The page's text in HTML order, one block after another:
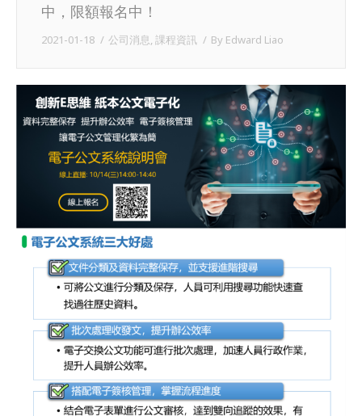
中，限額報名中！
2021-01-18 公司消息, 課程資訊 By Edward Liao